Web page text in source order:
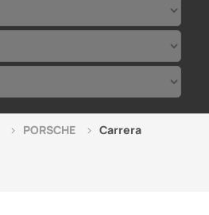
PORSCHE Carrera